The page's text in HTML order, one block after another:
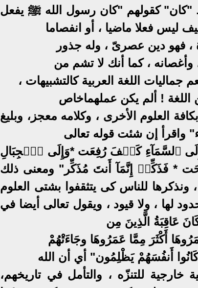
"كان" كقولهم "كان رسول الله ﷺ يفعل
ليس فعلا ماضيا ، أو انفصاما
، فهو دين عصرىّ ، وله جذور
، كما أنك لا تشم من
جماليات اللغة العربية كالتشبيهات ،
اللغة ! ألم يكن عملهماخاص
العلوم الأخرى ، وكلامه معجز، وبليغ
واقرأ إن شئت قوله تعالى
ٱلسَّمَآءِ كَيۡفَ رُفِعَت *وَإِلَى ٱلۡجِبَالِ
إِنَّمَآ أَنتَ مُذَكِّر" ومعنى ذلك
ونذكرها للناس كى يتثقفوا بشتى العلوم
لها ، ولا قيود ، ويقول تعالى أيضا في
عَاقِبَةُ الَّذِينَ مِن
أَكْثَرَ مِمَّا عَمَرُوهَا وجَاءَتْهُمْ
أَنفُسَهُمْ يَظْلِمُون" أي أن الله
للتنزّه ، والتأمل في تاريخهم،